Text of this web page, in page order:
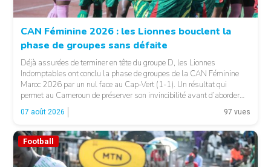
CAN Féminine 2026 : les Lionnes bouclent la
phase de groupes sans défaite
Déjà assurées de terminer en tête du groupe D, les Lionnes
Indomptables ont conclu la phase de groupes de la CAN Féminine
Maroc 2026 par un nul face au Cap-Vert (1-1). Un résultat qui
permet au Cameroun de préserver son invincibilité avant d’aborder
les choses sérieuses. Les Camerounaises ont rapidement pris le
contrôle des opérations […]
07 août 2026 97 vues
Football